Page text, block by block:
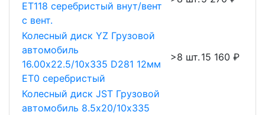
ET118 серебристый внут/вент
с вент.
Колесный диск YZ Грузовой
автомобиль
16.00х22.5/10х335 D281 12мм
ET0 серебристый
>8 шт. 15 160 ₽
Колесный диск JST Грузовой
автомобиль 8.5х20/10х335